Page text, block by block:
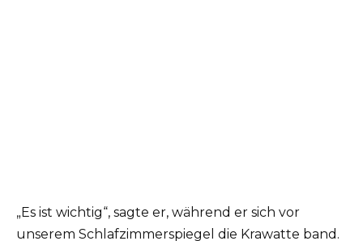
„Es ist wichtig“, sagte er, während er sich vor
unserem Schlafzimmerspiegel die Krawatte band.